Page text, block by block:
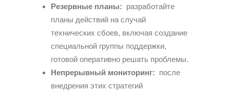
Резервные планы: разработайте
планы действий на случай
технических сбоев, включая создание
специальной группы поддержки,
готовой оперативно решать проблемы.
Непрерывный мониторинг: после
внедрения этих стратегий